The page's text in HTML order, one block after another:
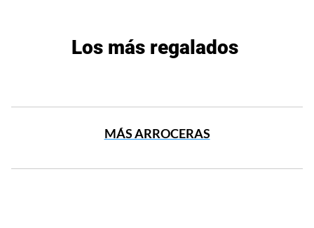
Los más regalados
MÁS ARROCERAS